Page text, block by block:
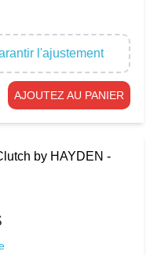
l'ajustement
AJOUTEZ AU PANIER
by HAYDEN -